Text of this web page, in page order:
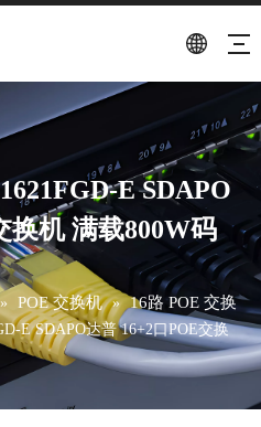
E SDAPO
换机 满载800W码
» POE 交换机 » 16路 POE 交换
E SDAPO达普 16+2口POE交换